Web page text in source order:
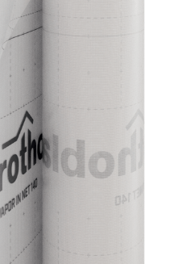
plastic si cui metalic alpitec